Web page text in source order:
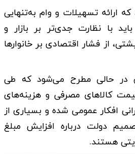
ارائه تسهیلات و وام به‌تنهایی
با نظارت جدی‌تر بر بازار و
از فشار اقتصادی بر خانوارها
در حالی مطرح می‌شود که طی
کالاهای مصرفی و هزینه‌های
افکار عمومی شده و بسیاری از
دولت درباره افزایش مبلغ
هستند.